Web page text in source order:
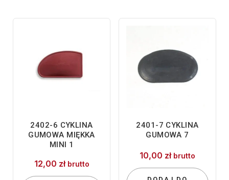
2402-6 CYKLINA
GUMOWA MIĘKKA
MINI 1
12,00 zł brutto
2401-7 CYKLINA
GUMOWA 7
10,00 zł brutto